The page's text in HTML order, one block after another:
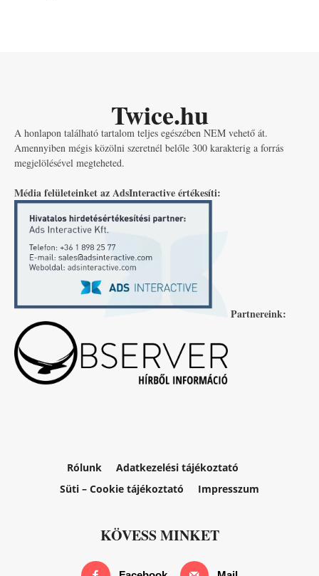
Twice.hu
A honlapon található tartalom teljes egészében NEM vehető át.
Amennyiben mégis közölni szeretnél belőle 300 karakterig a forrás
megjelölésével megteheted.
Média felületeinket az AdsInteractive értékesíti:
Partnereink:
Rólunk
Adatkezelési tájékoztató
Süti – Cookie tájékoztató
Impresszum
KÖVESS MINKET